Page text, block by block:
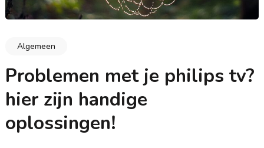
Algemeen
Problemen met je philips tv?
hier zijn handige
oplossingen!